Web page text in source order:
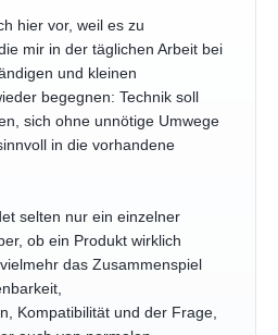
hier vor, weil es zu
mir in der täglichen Arbeit bei
und kleinen
begegnen: Technik soll
sich ohne unnötige Umwege
in die vorhandene
selten nur ein einzelner
ob ein Produkt wirklich
das Zusammenspiel
Kompatibilität und der Frage,